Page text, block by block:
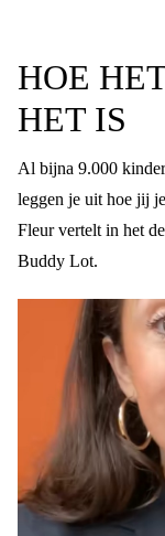
HOE
HET IS
Al bijna 9.000
leggen je uit hoe jij
Fleur vertelt in het
Buddy Lot.